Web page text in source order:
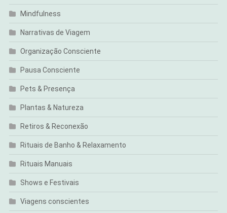
Mindfulness
Narrativas de Viagem
Organização Consciente
Pausa Consciente
Pets & Presença
Plantas & Natureza
Retiros & Reconexão
Rituais de Banho & Relaxamento
Rituais Manuais
Shows e Festivais
Viagens conscientes